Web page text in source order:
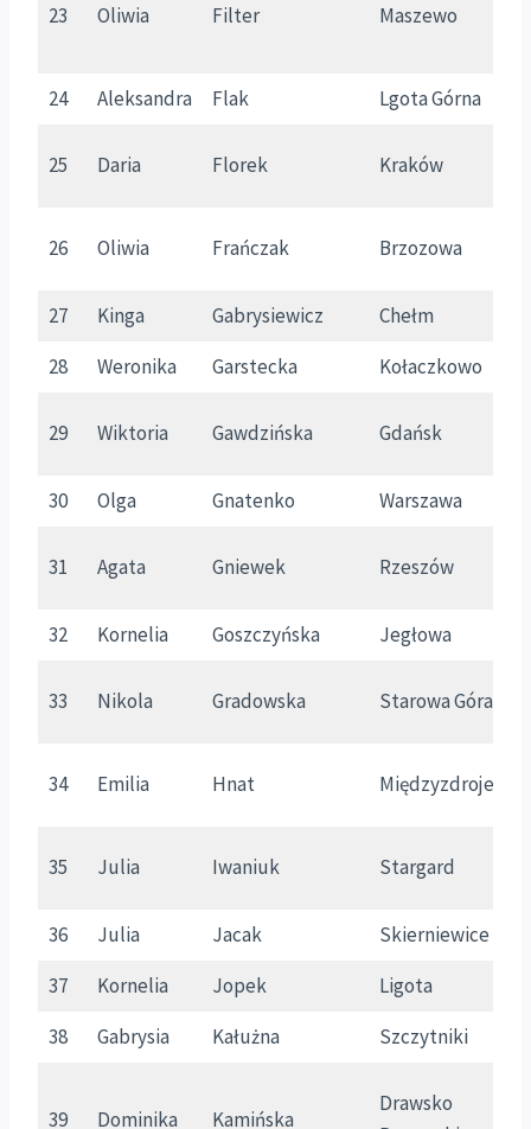
23 Oliwia Filter Maszewo
24 Aleksandra Flak Lgota Górna
25 Daria Florek Kraków
26 Oliwia Frańczak Brzozowa
27 Kinga Gabrysiewicz Chełm
28
Weronika Garstecka Kołaczkowo
29 Wiktoria Gawdzińska Gdańsk
30 Olga Gnatenko Warszawa
31 Agata Gniewek Rzeszów
32 Kornelia Goszczyńska Jegłowa
33 Nikola Gradowska Starowa Góra
34 Emilia Hnat Międzyzdroje
35 Julia Iwaniuk Stargard
36 Julia Jacak Skierniewice
37
Kornelia Jopek Ligota
38
Gabrysia Kałużna Szczytniki
39 Dominika Kamińska
Drawsko